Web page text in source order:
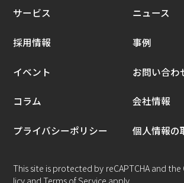
サービス ニュース
採用情報 事例
イベント お問い合わ
コラム 会社情報
プライバシーポリシー 個人情報の
This site is protected by reCAPTCHA and the
licyandTerms of Service apply.